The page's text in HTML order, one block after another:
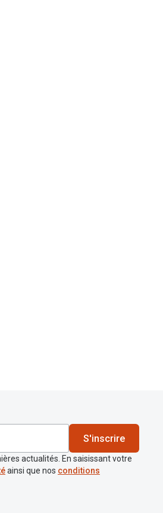
S'inscrire
actualités. En saisissant votre
ainsi que nos conditions